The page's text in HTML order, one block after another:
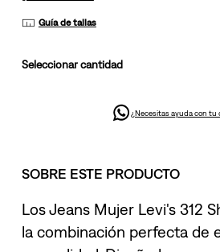
Guía de tallas
cantidad
¿Necesitas ayuda con tu
SOBRE ESTE PRODUCTO
Los Jeans Mujer Levi's 312
la combinación perfecta de